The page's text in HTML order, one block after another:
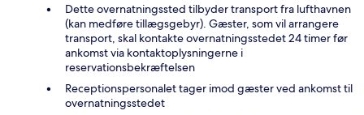
Dette overnatningssted tilbyder transport fra lufthavnen
(kan medføre tillægsgebyr). Gæster, som vil arrangere
transport, skal kontakte overnatningsstedet 24 timer før
ankomst via kontaktoplysningerne i
reservationsbekræftelsen
Receptionspersonalet tager imod gæster ved ankomst til
overnatningsstedet